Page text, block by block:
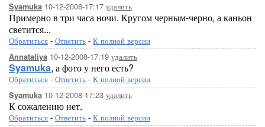
Syamuka 10-12-2008-17:17 удалить
Примерно в три часа ночи. Кругом черным-черно, а каньон
светится...
Обратиться - Ответить - К полной версии
Annataliya 10-12-2008-17:19 удалить
Syamuka, а фото у него есть?
Обратиться - Ответить - К полной версии
Syamuka 10-12-2008-17:23 удалить
К сожалению нет.
Обратиться - Ответить - К полной версии